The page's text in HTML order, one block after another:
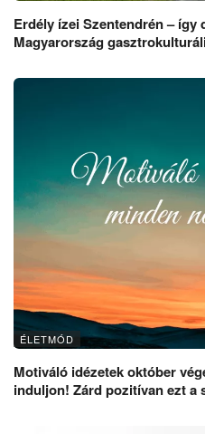
Erdély ízei Szentendrén – így
Magyarország
ÉLETMÓD
Motiváló idézetek október
induljon! Zárd pozitívan ezt a